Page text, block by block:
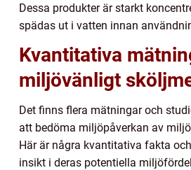
Dessa produkter är starkt
spädas ut i vatten innan
Kvantitativa
miljövänligt
Det finns flera mätningar och
att bedöma miljöpåverkan av
Här är några kvantitativa fakta
insikt i deras potentiella